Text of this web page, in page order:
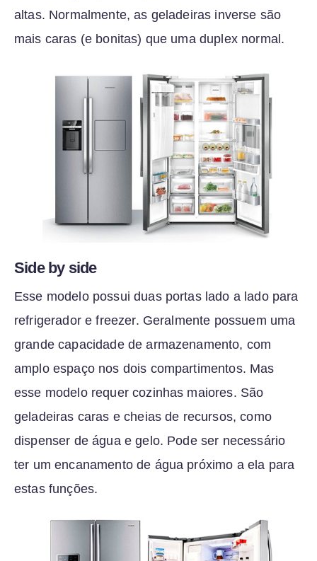
altas. Normalmente, as geladeiras inverse são
mais caras (e bonitas) que uma duplex normal.
Side by side
Esse modelo possui duas portas lado a lado para
refrigerador e freezer. Geralmente possuem uma
grande capacidade de armazenamento, com
amplo espaço nos dois compartimentos. Mas
esse modelo requer cozinhas maiores. São
geladeiras caras e cheias de recursos, como
dispenser de água e gelo. Pode ser necessário
ter um encanamento de água próximo a ela para
estas funções.